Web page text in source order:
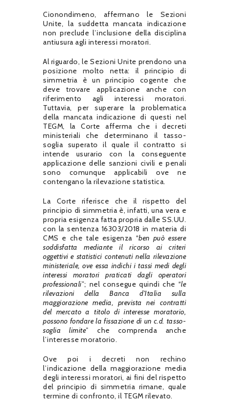
Cionondimeno, affermano le Sezioni
Unite, la suddetta mancata indicazione
non preclude l’inclusione della disciplina
antiusura agli interessi moratori.
Al riguardo, le Sezioni Unite prendono una
posizione molto netta: il principio di
simmetria è un principio cogente che
deve trovare applicazione anche con
riferimento agli interessi moratori.
Tuttavia, per superare la problematica
della mancata indicazione di questi nel
TEGM, la Corte afferma che i decreti
ministeriali che determinano il tasso-
soglia superato il quale il contratto si
intende usurario con la conseguente
applicazione delle sanzioni civili e penali
sono comunque applicabili ove ne
contengano la rilevazione statistica.
La Corte riferisce che il rispetto del
principio di simmetria è, infatti, una vera e
propria esigenza fatta propria dalle SS.UU.
con la sentenza 16303/2018 in materia di
CMS e che tale esigenza “ben può essere
soddisfatta mediante il ricorso ai criteri
oggettivi e statistici contenuti nella rilevazione
ministeriale, ove essa indichi i tassi medi degli
interessi moratori praticati dagli operatori
professionali”; nel consegue quindi che “le
rilevazioni della Banca d’Italia sulla
maggiorazione media, prevista nei contratti
del mercato a titolo di interesse moratorio,
possono fondare la fissazione di un c.d. tasso-
soglia limite” che comprenda anche
l’interesse moratorio.
Ove poi i decreti non rechino
l’indicazione della maggiorazione media
degli interessi moratori, ai fini del rispetto
del principio di simmetria rimane, quale
termine di confronto, il TEGM rilevato.